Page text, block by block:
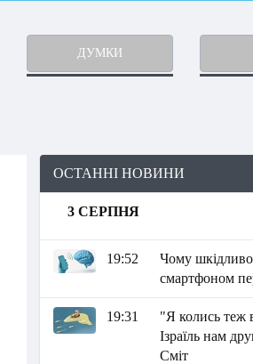
ДУМКИ
ОСТАННІ НОВИНИ
3 СЕРПНЯ
19:52
Чому шкідливо
смартфоном
19:31
"Я колись теж
Ізраїль нам
Сміт